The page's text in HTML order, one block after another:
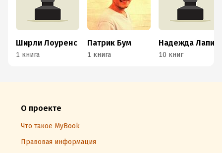
Ширли Лоуренс
1 книга
Патрик Бум
1 книга 10 книг
О проекте
Что такое MyBook
Правовая информация